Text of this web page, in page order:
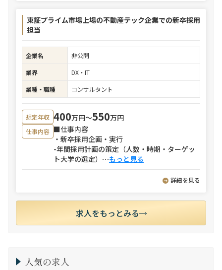
東証プライム市場上場の不動産テック企業での新卒採用
担当
企業名
非公開
業界
DX・IT
業種・職種
コンサルタント
想定年収 400万円〜550万円
仕事内容 ■仕事内容
・新卒採用企画・実行
-年間採用計画の策定（人数・時期・ターゲッ
ト大学の選定） ⋯もっと見る
詳細を見る
求人をもっとみる
人気の求人